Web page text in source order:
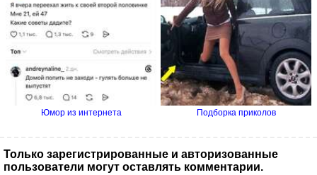
Юмор из интернета Подборка приколов
Только зарегистрированные и авторизованные
пользователи могут оставлять комментарии.